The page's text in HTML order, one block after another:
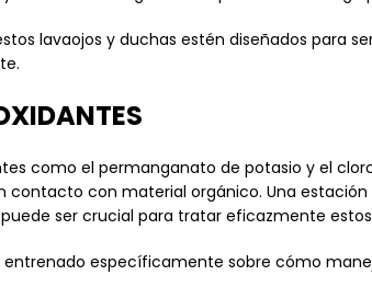
lavaojos y duchas estén diseñados para
como el permanganato de potasio y el
contacto con material orgánico. Una
ser crucial para tratar eficazmente
entrenado específicamente sobre cómo